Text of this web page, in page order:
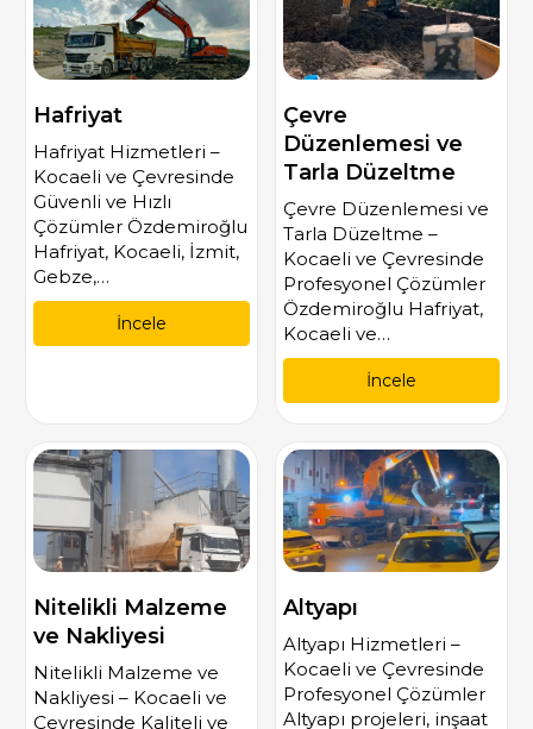
Hafriyat
Hafriyat Hizmetleri –
Kocaeli ve Çevresinde
Güvenli ve Hızlı
Çözümler Özdemiroğlu
Hafriyat, Kocaeli, İzmit,
Gebze,…
İncele
Çevre
Düzenlemesi ve
Tarla Düzeltme
Çevre Düzenlemesi ve
Tarla Düzeltme –
Kocaeli ve Çevresinde
Profesyonel Çözümler
Özdemiroğlu Hafriyat,
Kocaeli ve…
İncele
Nitelikli Malzeme
ve Nakliyesi
Nitelikli Malzeme ve
Nakliyesi – Kocaeli ve
Çevresinde Kaliteli ve
Altyapı
Altyapı Hizmetleri –
Kocaeli ve Çevresinde
Profesyonel Çözümler
Altyapı projeleri, inşaat